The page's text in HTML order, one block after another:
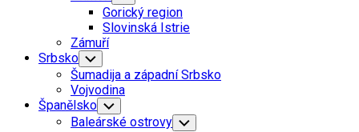
Child
Menu
Gorický region
Slovinská Istrie
Zámuří
Srbsko Toggle
Child
Menu
Šumadija a západní Srbsko
Vojvodina
Španělsko Toggle
Child
Menu
Baleárské ostrovy Toggle